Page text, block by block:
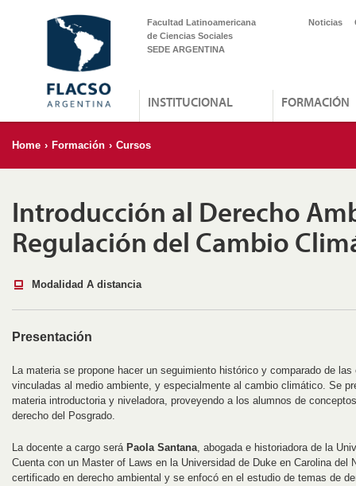
Facultad Latinoamericana
de Ciencias Sociales
SEDE ARGENTINA
Noticias
INSTITUCIONAL FORMACIÓN
Home › Formación › Cursos
Introducción al Derecho
Regulación del Cambio
Modalidad A distancia
Presentación
La materia se propone hacer un seguimiento histórico y comparado de
vinculadas al medio ambiente, y especialmente al cambio climático. Se
materia introductoria y niveladora, proveyendo a los alumnos de
derecho del Posgrado.
La docente a cargo será Paola Santana, abogada e historiadora de la
Cuenta con un Master of Laws en la Universidad de Duke en Carolina del
certificado en derecho ambiental y se enfocó en el estudio de temas de